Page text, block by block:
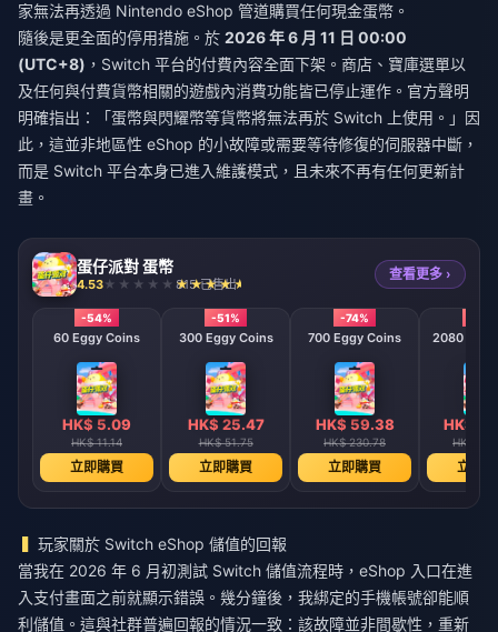
家無法再透過 Nintendo eShop 管道購買任何現金蛋幣。
隨後是更全面的停用措施。於 2026 年 6 月 11 日 00:00
(UTC+8) ，Switch 平台的付費內容全面下架。商店、寶庫選單以
及任何與付費貨幣相關的遊戲內消費功能皆已停止運作。官方聲明
明確指出：「蛋幣與閃耀幣等貨幣將無法再於 Switch 上使用。」因
此，這並非地區性 eShop 的小故障或需要等待修復的伺服器中斷，
而是 Switch 平台本身已進入維護模式，且未來不再有任何更新計
畫。
蛋仔派對 蛋幣
4.53 815 已售出
查看更多 ›
-54%
60 Eggy Coins
HK$ 5.09
HK$ 11.14
立即購買
-51%
300 Eggy Coins
HK$ 25.47
HK$ 51.75
立即購買
-74%
700 Eggy Coins
HK$ 59.38
HK$ 230.78
立即購買
HK$
HK$
立即
玩家關於 Switch eShop 儲值的回報
當我在 2026 年 6 月初測試 Switch 儲值流程時，eShop 入口在進
入支付畫面之前就顯示錯誤。幾分鐘後，我綁定的手機帳號卻能順
利儲值。這與社群普遍回報的情況一致：該故障並非間歇性，重新